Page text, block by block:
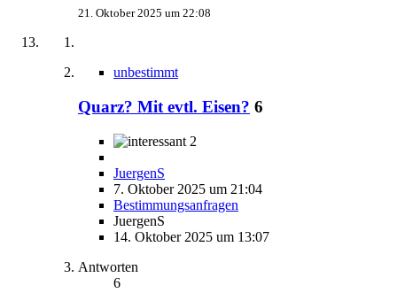
21. Oktober 2025 um 22:08
unbestimmt
Quarz? Mit evtl. Eisen? 6
2
JuergenS
7. Oktober 2025 um 21:04
Bestimmungsanfragen
JuergenS
14. Oktober 2025 um 13:07
Antworten
6